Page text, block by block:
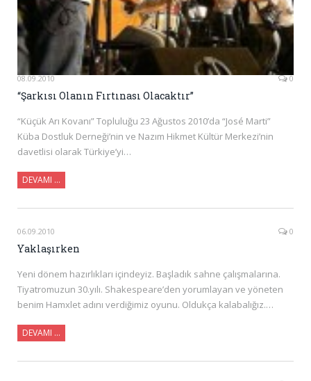
08.09.2010 0
“Şarkısı Olanın Fırtınası Olacaktır”
“Küçük Arı Kovanı” Topluluğu 23 Ağustos 2010’da “José Marti”
Küba Dostluk Derneği’nin ve Nazım Hikmet Kültür Merkezi’nin
davetlisi olarak Türkiye’yi…
DEVAMI …
06.09.2010 0
Yaklaşırken
Yeni dönem hazırlıkları içindeyiz. Başladık sahne çalışmalarına.
Tiyatromuzun 30.yılı. Shakespeare’den yorumlayan ve yöneten
benim Hamxlet adını verdiğimiz oyunu. Oldukça kalabalığız.…
DEVAMI …